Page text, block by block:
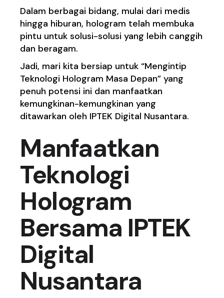
Dalam berbagai bidang, mulai dari medis
hingga hiburan, hologram telah membuka
pintu untuk solusi-solusi yang lebih canggih
dan beragam.
Jadi, mari kita bersiap untuk “Mengintip
Teknologi Hologram Masa Depan” yang
penuh potensi ini dan manfaatkan
kemungkinan-kemungkinan yang
ditawarkan oleh IPTEK Digital Nusantara.
Manfaatkan
Teknologi
Hologram
Bersama IPTEK
Digital
Nusantara